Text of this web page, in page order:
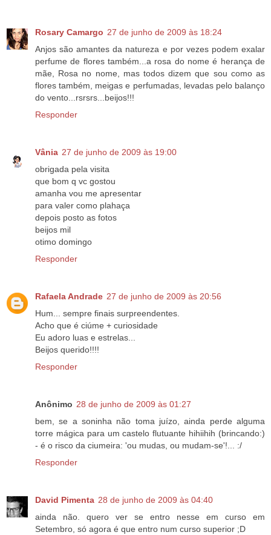
Rosary Camargo 27 de junho de 2009 às 18:24
Anjos são amantes da natureza e por vezes podem exalar
perfume de flores também...a rosa do nome é herança de
mãe, Rosa no nome, mas todos dizem que sou como as
flores também, meigas e perfumadas, levadas pelo balanço
do vento...rsrsrs...beijos!!!
Responder
Vânia 27 de junho de 2009 às 19:00
obrigada pela visita
que bom q vc gostou
amanha vou me apresentar
para valer como plahaça
depois posto as fotos
beijos mil
otimo domingo
Responder
Rafaela Andrade 27 de junho de 2009 às 20:56
Hum... sempre finais surpreendentes.
Acho que é ciúme + curiosidade
Eu adoro luas e estrelas...
Beijos querido!!!!
Responder
Anônimo 28 de junho de 2009 às 01:27
bem, se a soninha não toma juízo, ainda perde alguma
torre mágica para um castelo flutuante hihiihih (brincando:)
- é o risco da ciumeira: 'ou mudas, ou mudam-se'!... :/
Responder
David Pimenta 28 de junho de 2009 às 04:40
ainda não. quero ver se entro nesse em curso em
Setembro, só agora é que entro num curso superior ;D